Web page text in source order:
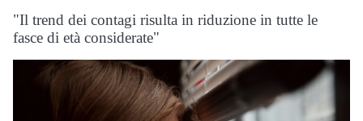
"Il trend dei contagi risulta in riduzione in tutte le
fasce di età considerate"